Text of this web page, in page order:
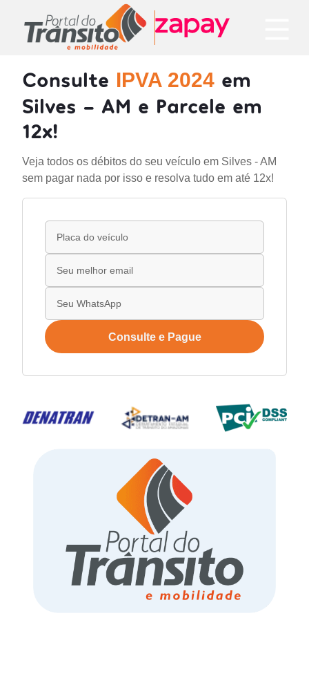
Consulte IPVA 2024 em
Silves - AM e Parcele em
12x!
Veja todos os débitos do seu veículo em Silves - AM
sem pagar nada por isso e resolva tudo em até 12x!
Consulte e Pague